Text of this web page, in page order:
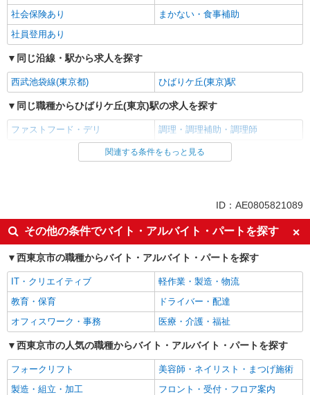
社会保険あり
まかない・食事補助
社員登用あり
同じ沿線・駅から求人を探す
西武池袋線(東京都) ひばりケ丘(東京)駅
同じ職種からひばりケ丘(東京)駅の求人を探す
ファストフード・デリ 調理・調理補助・調理師
同じ雇用形態からひばりケ丘(東京)駅の求人を探す
同じ特徴からひばりケ丘(東京)駅の求人を探す
未経験歓迎
フリーター歓迎
ミドル（40代～）活躍中
エルダー（50代～）活躍中
シニア（60代～）活躍中
ボーナス・賞与あり
昇給あり
週2～3日勤務OK
短時間勤務（1日4h以内）OK
上場企業・上場企業のグループ会
社
扶養内勤務OK
社会保険あり
まかない・食事補助
社員登用あり
関連する条件をもっと見る
ID：AE0805821089
その他の条件でバイト・アルバイト・パートを探す
西東京市の職種からバイト・アルバイト・パートを探す
IT・クリエイティブ
軽作業・製造・物流
教育・保育
ドライバー・配達
オフィスワーク・事務
医療・介護・福祉
西東京市の人気の職種からバイト・アルバイト・パートを探す
フォークリフト
美容師・ネイリスト・まつげ施術
製造・組立・加工
フロント・受付・フロア案内